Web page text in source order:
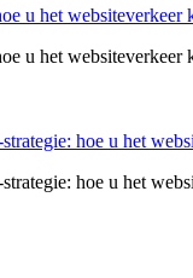
u het websiteverkeer
u het
hoe u het
hoe u het